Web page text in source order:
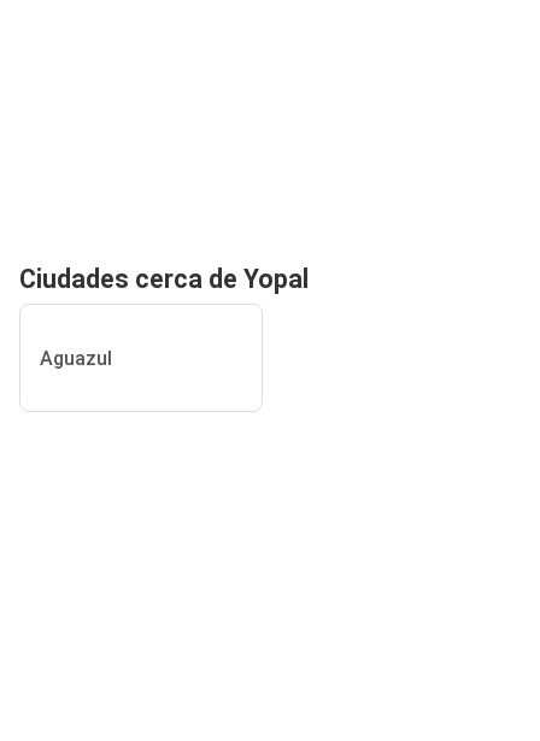
Ciudades cerca de Yopal
Aguazul